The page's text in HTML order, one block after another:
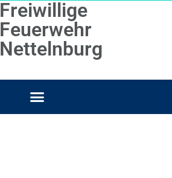
Freiwillige
Feuerwehr
Nettelnburg